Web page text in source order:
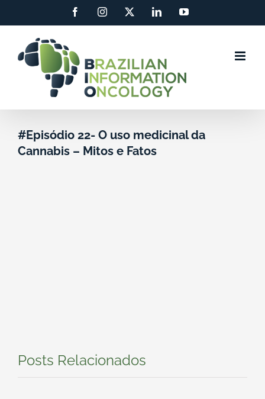
conteúdo
FacebookInstagram LinkedInYouTube
#Episódio 22- O uso medicinal da
Cannabis – Mitos e Fatos
Posts Relacionados